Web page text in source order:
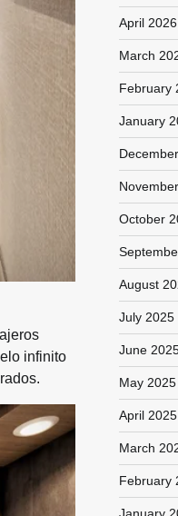
infinito
April 2026
March
February
January
October
August
July 2025
June
May 2025
April 2025
March
February